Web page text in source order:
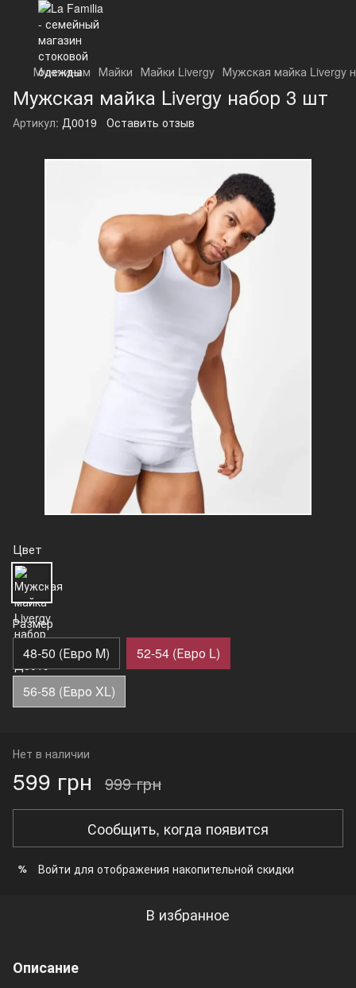
Мужчинам Майки Майки Livergy Мужская майка Livergy
Мужская майка Livergy набор 3 шт
Артикул: Д0019 Оставить отзыв
Цвет
Размер
48-50 (Евро M) 52-54 (Евро L)
56-58 (Евро XL)
Нет в наличии
599 грн 999 грн
Сообщить, когда появится
% Войти для отображения накопительной скидки
В избранное
Описание